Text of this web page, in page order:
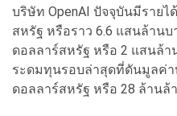
บริษัท OpenAI ปัจจุบันมีราย
สหรัฐ หรือราว 6.6 แสนล้าน
ดอลลาร์สหรัฐ หรือ 2 แสนล้า
ระดมทุนรอบล่าสุดที่ดันมูลค่
ดอลลาร์สหรัฐ หรือ 28 ล้านล้